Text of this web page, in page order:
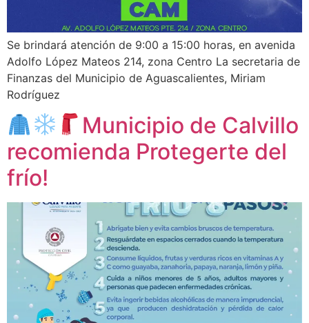
Se brindará atención de 9:00 a 15:00 horas, en avenida
Adolfo López Mateos 214, zona Centro La secretaria de
Finanzas del Municipio de Aguascalientes, Miriam
Rodríguez
Municipio de Calvillo
recomienda Protegerte del
frío!